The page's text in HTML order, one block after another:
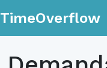
TimeOverflow